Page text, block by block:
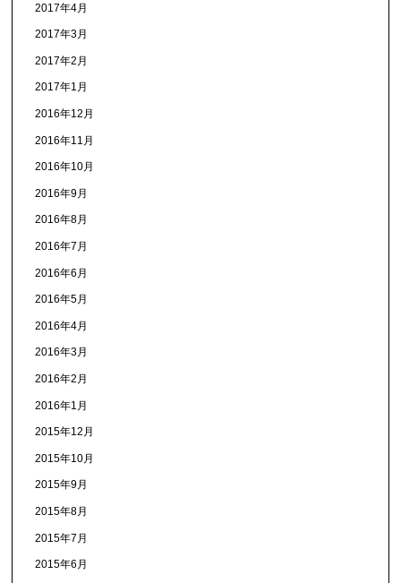
2017年4月
2017年3月
2017年2月
2017年1月
2016年12月
2016年11月
2016年10月
2016年9月
2016年8月
2016年7月
2016年6月
2016年5月
2016年4月
2016年3月
2016年2月
2016年1月
2015年12月
2015年10月
2015年9月
2015年8月
2015年7月
2015年6月